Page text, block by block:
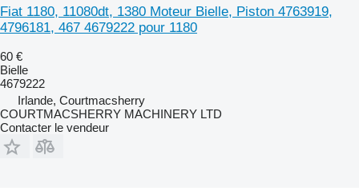
Fiat 1180, 11080dt, 1380 Moteur Bielle, Piston 4763919,
4796181, 467 4679222 pour 1180
60 €
Bielle
4679222
Irlande, Courtmacsherry
COURTMACSHERRY MACHINERY LTD
Contacter le vendeur